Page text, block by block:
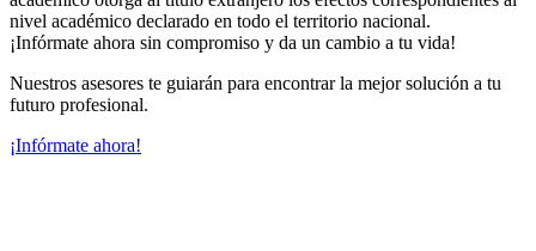
nivel académico declarado en todo el territorio nacional.
¡Infórmate ahora sin compromiso y da un cambio a tu vida!
Nuestros asesores te guiarán para encontrar la mejor solución a tu
futuro profesional.
¡Infórmate ahora!